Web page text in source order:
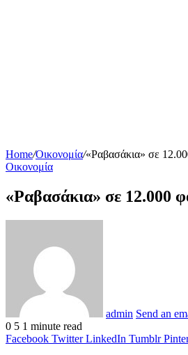
Home/Οικονομία/«Ραβασάκια» σε
Οικονομία
«Ραβασάκια» σε 12.000
admin Send an
0 5 1 minute read
Facebook Twitter LinkedIn Tumblr